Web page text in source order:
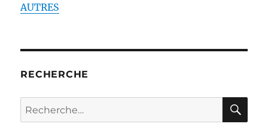
AUTRES
RECHERCHE
Recherche
pour :